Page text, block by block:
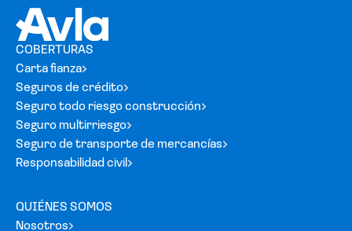
COBERTURAS
Carta fianza
Seguros de crédito
Seguro todo riesgo construcción
Seguro multirriesgo
Seguro de transporte de mercancías
Responsabilidad civil
QUIÉNES SOMOS
Nosotros